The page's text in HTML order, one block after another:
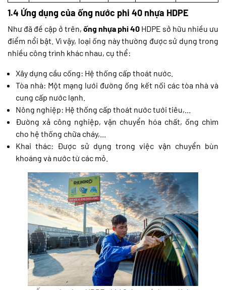
1.4 Ứng dụng của ống nước phi 40 nhựa HDPE
Như đã đề cập ở trên, ống nhựa phi 40 HDPE sở hữu nhiều ưu
điểm nổi bật. Vì vậy, loại ống này thường được sử dụng trong
nhiều công trình khác nhau, cụ thể:
Xây dựng cầu cống: Hệ thống cấp thoát nước.
Tòa nhà: Một mạng lưới đường ống kết nối các tòa nhà và
cung cấp nước lạnh.
Nông nghiệp: Hệ thống cấp thoát nước tưới tiêu,...
Đường xả công nghiệp, vận chuyển hóa chất, ống chìm
cho hệ thống chữa cháy,...
Khai thác: Được sử dụng trong việc vận chuyển bùn
khoáng và nước từ các mỏ.